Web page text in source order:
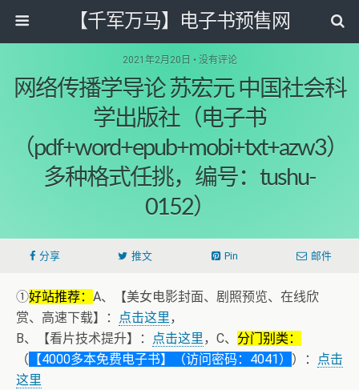
【千军万马】电子书预售网
2021年2月20日 • 没有评论
网络传播学导论 苏宏元 中国社会科
学出版社（电子书
（pdf+word+epub+mobi+txt+azw3）
多种格式任挑，编号：tushu-
0152）
分享 推文 Pin 邮件
①好站推荐： A、【美女电影封面、剧照预览、在线欣
赏、高速下载】：
点击这里，
B、【看片技术提升】：
点击这里，C、 分门别类：
（ 【4000多本免费电子书】（访问密码：4041） ）：
点击
这里